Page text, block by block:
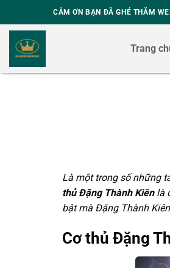
to
content
CẢM ƠN BẠN ĐÃ GHÉ THĂM
Trang
Là một trong số những
thủ Đặng Thành Kiênlà
bật mà Đặng Thành
Cơ thủ Đặng